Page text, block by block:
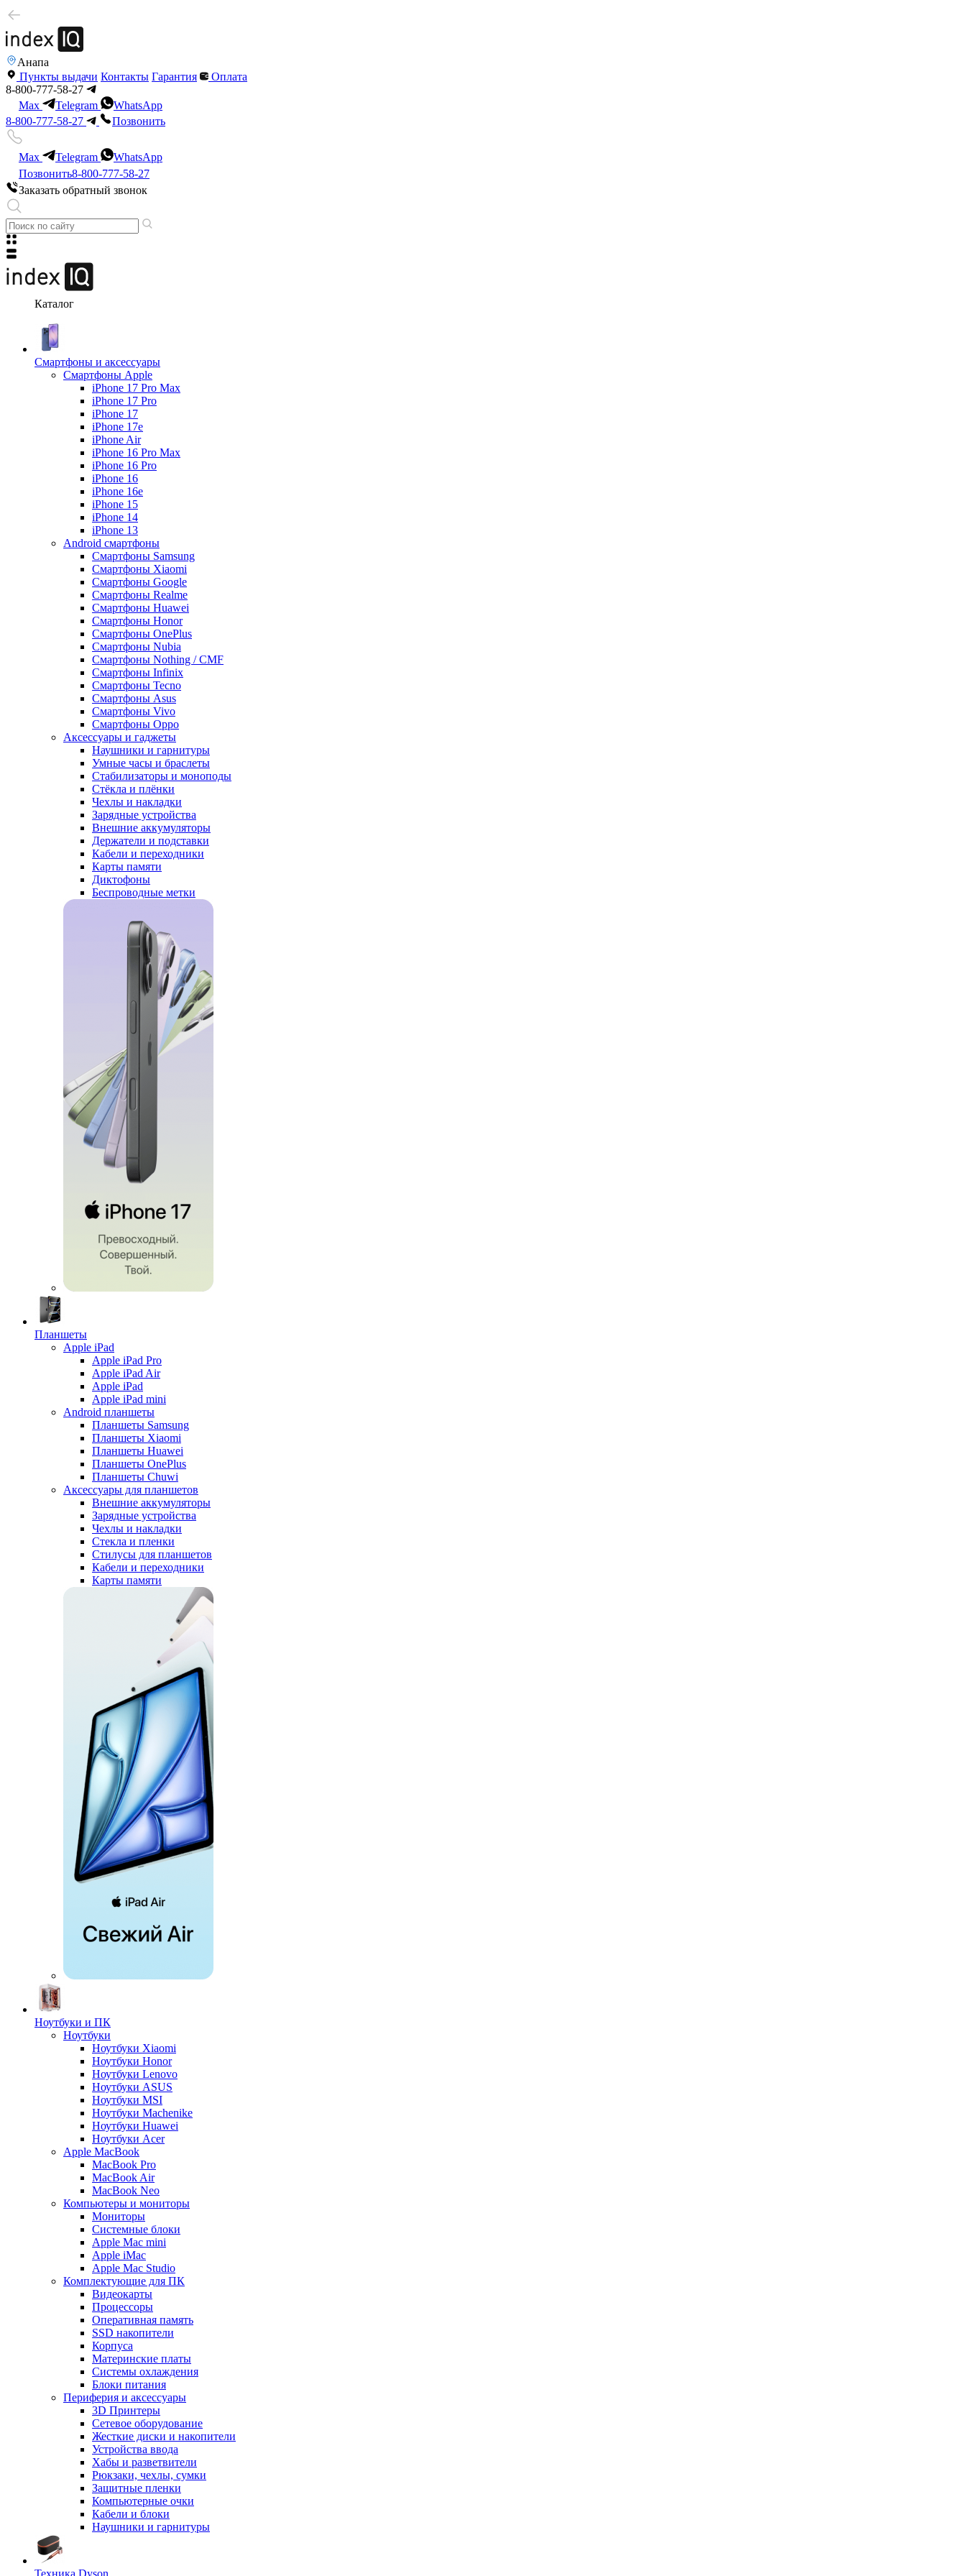
Анапа
Пункты выдачи Контакты Гарантия
Оплата
8-800-777-58-27
Max
Telegram
WhatsApp
8-800-777-58-27
Позвонить
Max Telegram
WhatsApp
Позвонить8-800-777-58-27
Заказать обратный звонок
Каталог
Смартфоны и аксессуары
Смартфоны Apple
iPhone 17 Pro Max
iPhone 17 Pro
iPhone 17
iPhone 17e
iPhone Air
iPhone 16 Pro Max
iPhone 16 Pro
iPhone 16
iPhone 16e
iPhone 15
iPhone 14
iPhone 13
Android cмартфоны
Смартфоны Samsung
Смартфоны Xiaomi
Смартфоны Google
Смартфоны Realme
Смартфоны Huawei
Смартфоны Honor
Смартфоны OnePlus
Смартфоны Nubia
Смартфоны Nothing / CMF
Смартфоны Infinix
Смартфоны Tecno
Смартфоны Asus
Смартфоны Vivo
Смартфоны Oppo
Аксессуары и гаджеты
Наушники и гарнитуры
Умные часы и браслеты
Стабилизаторы и моноподы
Стёкла и плёнки
Чехлы и накладки
Зарядные устройства
Внешние аккумуляторы
Держатели и подставки
Кабели и переходники
Карты памяти
Диктофоны
Беспроводные метки
Планшеты
Apple iPad
Apple iPad Pro
Apple iPad Air
Apple iPad
Apple iPad mini
Android планшеты
Планшеты Samsung
Планшеты Xiaomi
Планшеты Huawei
Планшеты OnePlus
Планшеты Chuwi
Аксессуары для планшетов
Внешние аккумуляторы
Зарядные устройства
Чехлы и накладки
Стекла и пленки
Стилусы для планшетов
Кабели и переходники
Карты памяти
Ноутбуки и ПК
Ноутбуки
Ноутбуки Xiaomi
Ноутбуки Honor
Ноутбуки Lenovo
Ноутбуки ASUS
Ноутбуки MSI
Ноутбуки Machenike
Ноутбуки Huawei
Ноутбуки Acer
Apple MacBook
MacBook Pro
MacBook Air
MacBook Neo
Компьютеры и мониторы
Мониторы
Системные блоки
Apple Mac mini
Apple iMac
Apple Mac Studio
Комплектующие для ПК
Видеокарты
Процессоры
Оперативная память
SSD накопители
Корпуса
Материнские платы
Системы охлаждения
Блоки питания
Периферия и аксессуары
3D Принтеры
Сетевое оборудование
Жесткие диски и накопители
Устройства ввода
Хабы и разветвители
Рюкзаки, чехлы, сумки
Защитные пленки
Компьютерные очки
Кабели и блоки
Наушники и гарнитуры
Техника Dyson